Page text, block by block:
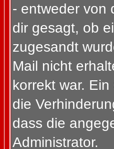
- entweder von
dir gesagt, ob
zugesandt
Mail nicht
korrekt war.
die
dass die
Administrator.